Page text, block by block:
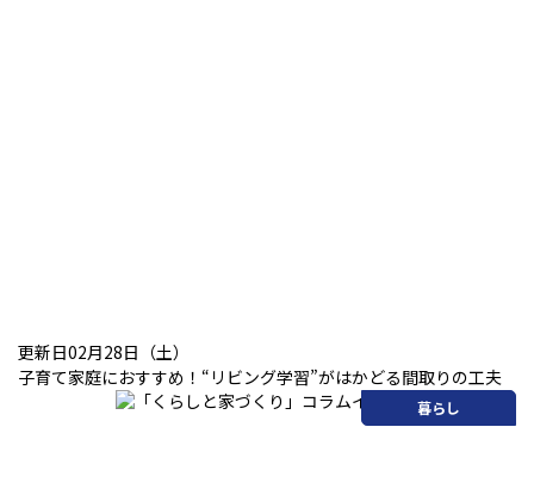
更新日02月28日（土）
子育て家庭におすすめ！“リビング学習”がはかどる間取りの工夫
暮らし